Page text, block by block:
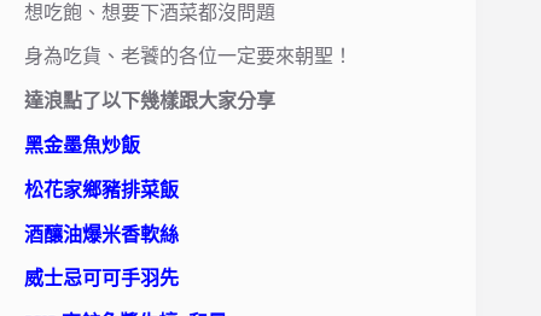
想吃飽、想要下酒菜都沒問題
身為吃貨、老饕的各位一定要來朝聖！
達浪點了以下幾樣跟大家分享
黑金墨魚炒飯
松花家鄉豬排菜飯
酒釀油爆米香軟絲
威士忌可可手羽先